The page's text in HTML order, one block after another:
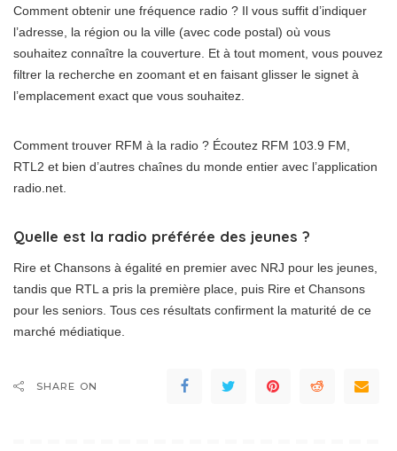
Comment obtenir une fréquence radio ? Il vous suffit d’indiquer
l’adresse, la région ou la ville (avec code postal) où vous
souhaitez connaître la couverture. Et à tout moment, vous pouvez
filtrer la recherche en zoomant et en faisant glisser le signet à
l’emplacement exact que vous souhaitez.
Comment trouver RFM à la radio ? Écoutez RFM 103.9 FM,
RTL2 et bien d’autres chaînes du monde entier avec l’application
radio.net.
Quelle est la radio préférée des jeunes ?
Rire et Chansons à égalité en premier avec NRJ pour les jeunes,
tandis que RTL a pris la première place, puis Rire et Chansons
pour les seniors. Tous ces résultats confirment la maturité de ce
marché médiatique.
SHARE ON